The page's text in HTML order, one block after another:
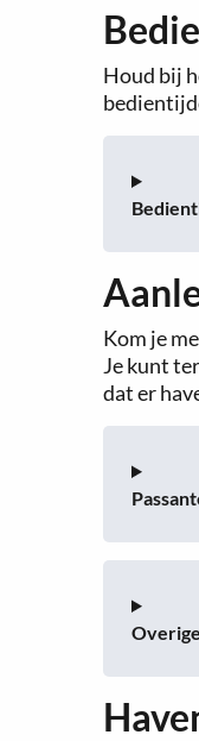
Houd bij
Kom je
Je kunt
dat er